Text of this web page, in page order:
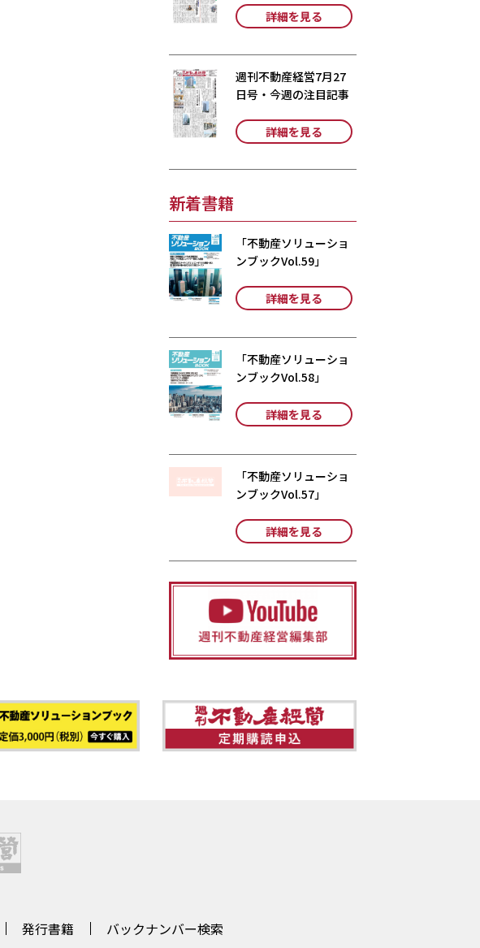
詳細を見る
週刊不動産経営7月27
日号・今週の注目記事
詳細を見る
新着書籍
「不動産ソリューショ
ンブックVol.59」
詳細を見る
「不動産ソリューショ
ンブックVol.58」
詳細を見る
「不動産ソリューショ
ンブックVol.57」
詳細を見る
発行書籍 バックナンバー検索